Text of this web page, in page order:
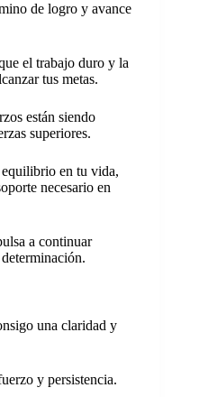
de logro y avance
el trabajo duro y la
tus metas.
están siendo
superiores.
en tu vida,
necesario en
a continuar
una claridad y
y persistencia.